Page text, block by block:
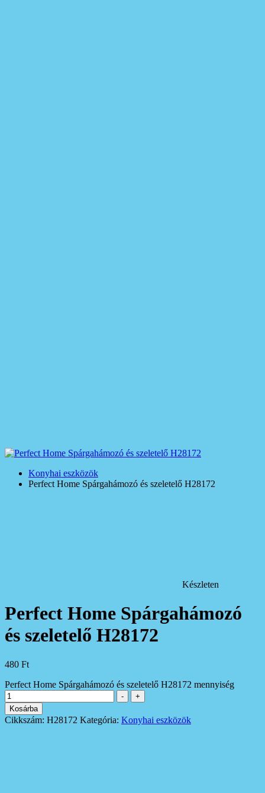
Konyhai eszközök
Perfect Home Spárgahámozó és szeletelő H28172
Készleten
Perfect Home Spárgahámozó
és szeletelő H28172
480 Ft
Perfect Home Spárgahámozó és szeletelő H28172 mennyiség
-
+
Kosárba
Cikkszám: H28172 Kategória: Konyhai eszközök